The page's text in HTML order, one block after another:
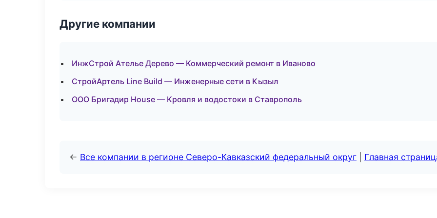
Другие компании
ИнжСтрой Ателье Дерево — Коммерческий ремонт в Иваново
СтройАртель Line Build — Инженерные сети в Кызыл
ООО Бригадир House — Кровля и водостоки в Ставрополь
← Все компании в регионе Северо-Кавказский федеральный округ Главная